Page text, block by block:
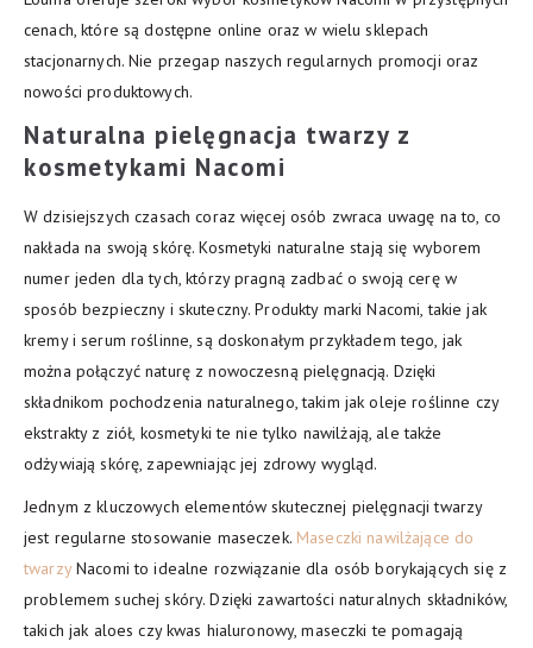
cenach, które są dostępne online oraz w wielu sklepach
stacjonarnych. Nie przegap naszych regularnych promocji oraz
nowości produktowych.
Naturalna pielęgnacja twarzy z
kosmetykami Nacomi
W dzisiejszych czasach coraz więcej osób zwraca uwagę na to, co
nakłada na swoją skórę. Kosmetyki naturalne stają się wyborem
numer jeden dla tych, którzy pragną zadbać o swoją cerę w
sposób bezpieczny i skuteczny. Produkty marki Nacomi, takie jak
kremy i serum roślinne, są doskonałym przykładem tego, jak
można połączyć naturę z nowoczesną pielęgnacją. Dzięki
składnikom pochodzenia naturalnego, takim jak oleje roślinne czy
ekstrakty z ziół, kosmetyki te nie tylko nawilżają, ale także
odżywiają skórę, zapewniając jej zdrowy wygląd.
Jednym z kluczowych elementów skutecznej pielęgnacji twarzy
jest regularne stosowanie maseczek. Maseczki nawilżające do
twarzyNacomi to idealne rozwiązanie dla osób borykających się z
problemem suchej skóry. Dzięki zawartości naturalnych składników,
takich jak aloes czy kwas hialuronowy, maseczki te pomagają